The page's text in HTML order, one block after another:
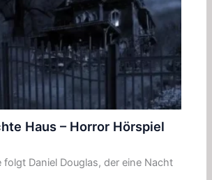
Haus – Horror Hörspiel
folgt Daniel Douglas, der eine Nacht